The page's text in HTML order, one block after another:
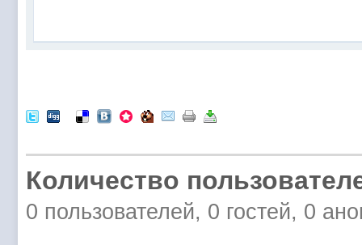
Количество
0 пользователей, 0 гостей, 0